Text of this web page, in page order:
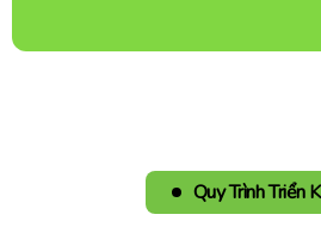
Quy Trình Triển